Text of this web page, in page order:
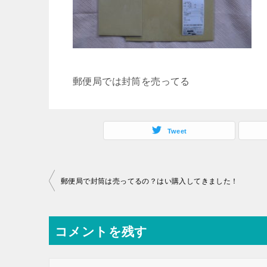
郵便局では封筒を売ってる
Tweet
投
ナ
ビ
郵便局で封筒は売ってるの？はい購入してきました！
コメントを残す